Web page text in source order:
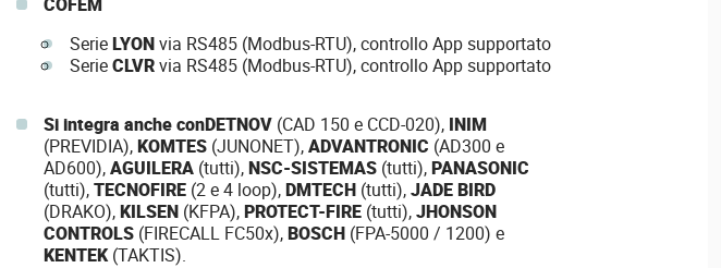
SerieLYONvia RS485 (Modbus-RTU), controllo App supportato
SerieCLVRvia RS485 (Modbus-RTU), controllo App supportato
Si integra anche conDETNOV(CAD 150 e CCD-020), INIM
(PREVIDIA),KOMTES(JUNONET),ADVANTRONIC (AD300 e
AD600),AGUILERA(tutti),NSC-SISTEMAS(tutti),PANASONIC
(tutti),TECNOFIRE(2 e 4 loop),DMTECH(tutti),JADE BIRD
(DRAKO),KILSEN(KFPA),PROTECT-FIRE(tutti),JHONSON
CONTROLS(FIRECALL FC50x),BOSCH(FPA-5000 / 1200) e
KENTEK(TAKTIS).